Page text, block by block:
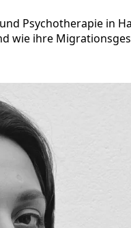
Psychotherapie in
wie ihre